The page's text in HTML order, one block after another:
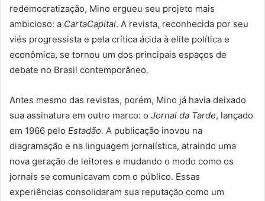
redemocratização, Mino ergueu seu projeto mais
ambicioso: a CartaCapital. A revista, reconhecida por seu
viés progressista e pela crítica ácida à elite política e
econômica, se tornou um dos principais espaços de
debate no Brasil contemporâneo.
Antes mesmo das revistas, porém, Mino já havia deixado
sua assinatura em outro marco: o Jornal da Tarde, lançado
em 1966 pelo Estadão. A publicação inovou na
diagramação e na linguagem jornalística, atraindo uma
nova geração de leitores e mudando o modo como os
jornais se comunicavam com o público. Essas
experiências consolidaram sua reputação como um